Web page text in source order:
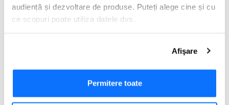
audiență și dezvoltare de produse. Puteți alege cine și cu
ce scopuri poate utiliza datele dvs.
Să colectăm informațiile cu privire la locația dvs.
geografică cu o exactitate de până la câțiva metri
Să vă identificăm dispozitivul scanândul-l în mod
Afişare
Permitere toate